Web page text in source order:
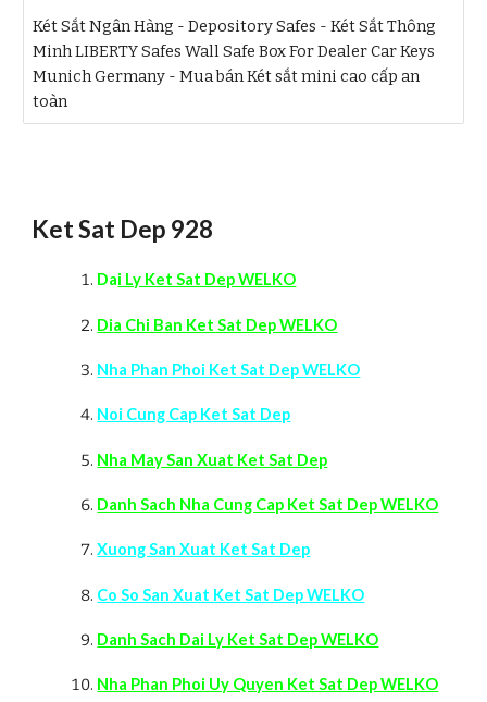
Két Sắt Ngân Hàng - Depository Safes - Két Sắt Thông
Minh LIBERTY Safes Wall Safe Box For Dealer Car Keys
Munich Germany - Mua bán Két sắt mini cao cấp an
toàn
Ket Sat Dep 928
Dai Ly Ket Sat Dep WELKO
Dia Chi Ban Ket Sat Dep WELKO
Nha Phan Phoi Ket Sat Dep WELKO
Noi Cung Cap Ket Sat Dep
Nha May San Xuat Ket Sat Dep
Danh Sach Nha Cung Cap Ket Sat Dep WELKO
Xuong San Xuat Ket Sat Dep
Co So San Xuat Ket Sat Dep WELKO
Danh Sach Dai Ly Ket Sat Dep WELKO
Nha Phan Phoi Uy Quyen Ket Sat Dep WELKO